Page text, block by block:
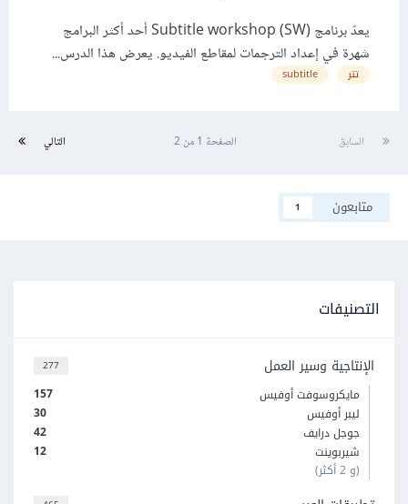
يعدّ برنامج (Subtitle workshop (SW أحد أكثر البرامج
شهرة في إعداد الترجمات لمقاطع الفيديو. يعرض هذا الدرس...
تتر subtitle
السابق التالي الصفحة 1 من 2
متابعون 1
التصنيفات
277 الإنتاجية وسير العمل
157
مايكروسوفت أوفيس
30
ليبر أوفيس
42
جوجل درايف
12
شيربوينت
(و 2 أكثر)